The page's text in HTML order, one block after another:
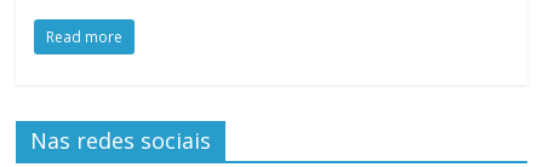
Read more
Nas redes sociais